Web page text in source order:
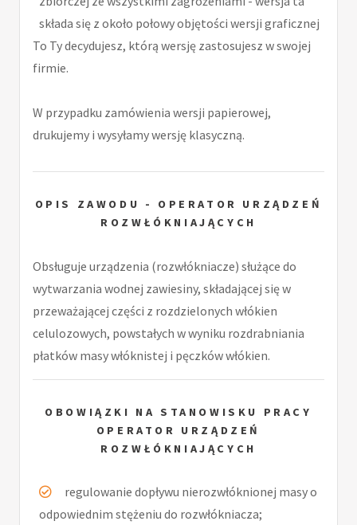
składa się z około połowy objętości wersji graficznej
To Ty decydujesz, którą wersję zastosujesz w swojej
firmie.
W przypadku zamówienia wersji papierowej,
drukujemy i wysyłamy wersję klasyczną.
OPIS ZAWODU - OPERATOR URZĄDZEŃ
ROZWŁÓKNIAJĄCYCH
Obsługuje urządzenia (rozwłókniacze) służące do
wytwarzania wodnej zawiesiny, składającej się w
przeważającej części z rozdzielonych włókien
celulozowych, powstałych w wyniku rozdrabniania
płatków masy włóknistej i pęczków włókien.
OBOWIĄZKI NA STANOWISKU PRACY
OPERATOR URZĄDZEŃ
ROZWŁÓKNIAJĄCYCH
regulowanie dopływu nierozwłóknionej masy o
odpowiednim stężeniu do rozwłókniacza;